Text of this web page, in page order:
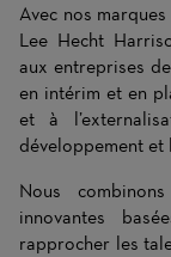
Avec nos
Lee Hecht
aux entreprises
en intérim et en
et à
développement et
Nous
innovantes
rapprocher les